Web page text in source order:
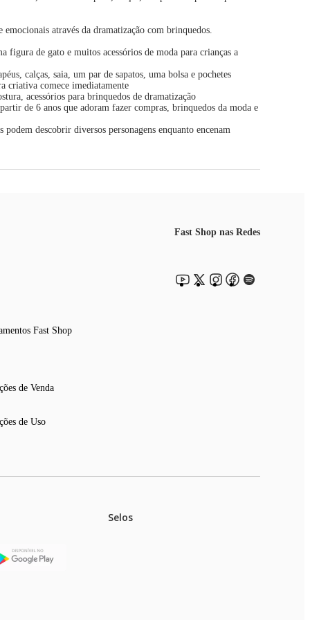
através da dramatização com brinquedos.
de gato e muitos acessórios de moda para crianças a
calças, saia, um par de sapatos, uma bolsa e pochetes
criativa comece imediatamente
acessórios para brinquedos de dramatização
de 6 anos que adoram fazer compras, brinquedos da moda e
descobrir diversos personagens enquanto encenam
Fast Shop
de Venda
de Uso
Fast Shop nas Redes
Selos